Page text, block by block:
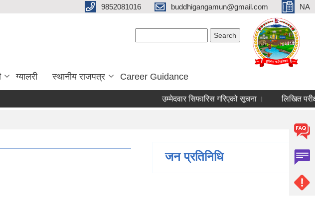
9852081016 buddhigangamun@gmail.com NA
ग्यालरी स्थानीय राजपत्र Career Guidance
उम्मेदवार सिफारिस गरिएको सूचना । लिखित
जन प्रतिनिधि